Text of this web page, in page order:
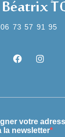
06 73 57 91 95